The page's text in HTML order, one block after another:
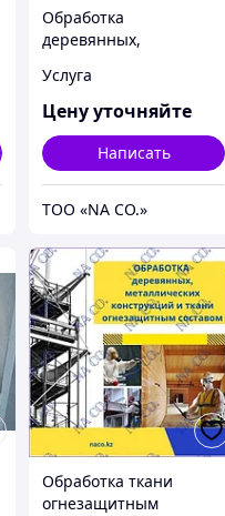
Обработка
деревянных,
конструкций и ткани
огнезащитным
составом
Услуга
Цену уточняйте
Написать
ТОО «NA CO.»
Обработка ткани
огнезащитным